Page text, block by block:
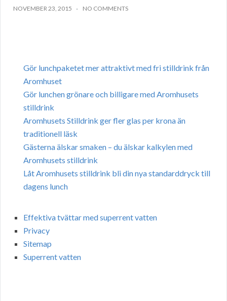
NOVEMBER 23, 2015 NO COMMENTS
Gör lunchpaketet mer attraktivt med fri stilldrink från
Aromhuset
Gör lunchen grönare och billigare med Aromhusets
stilldrink
Aromhusets Stilldrink ger fler glas per krona än
traditionell läsk
Gästerna älskar smaken – du älskar kalkylen med
Aromhusets stilldrink
Låt Aromhusets stilldrink bli din nya standarddryck till
dagens lunch
Effektiva tvättar med superrent vatten
Privacy
Sitemap
Superrent vatten